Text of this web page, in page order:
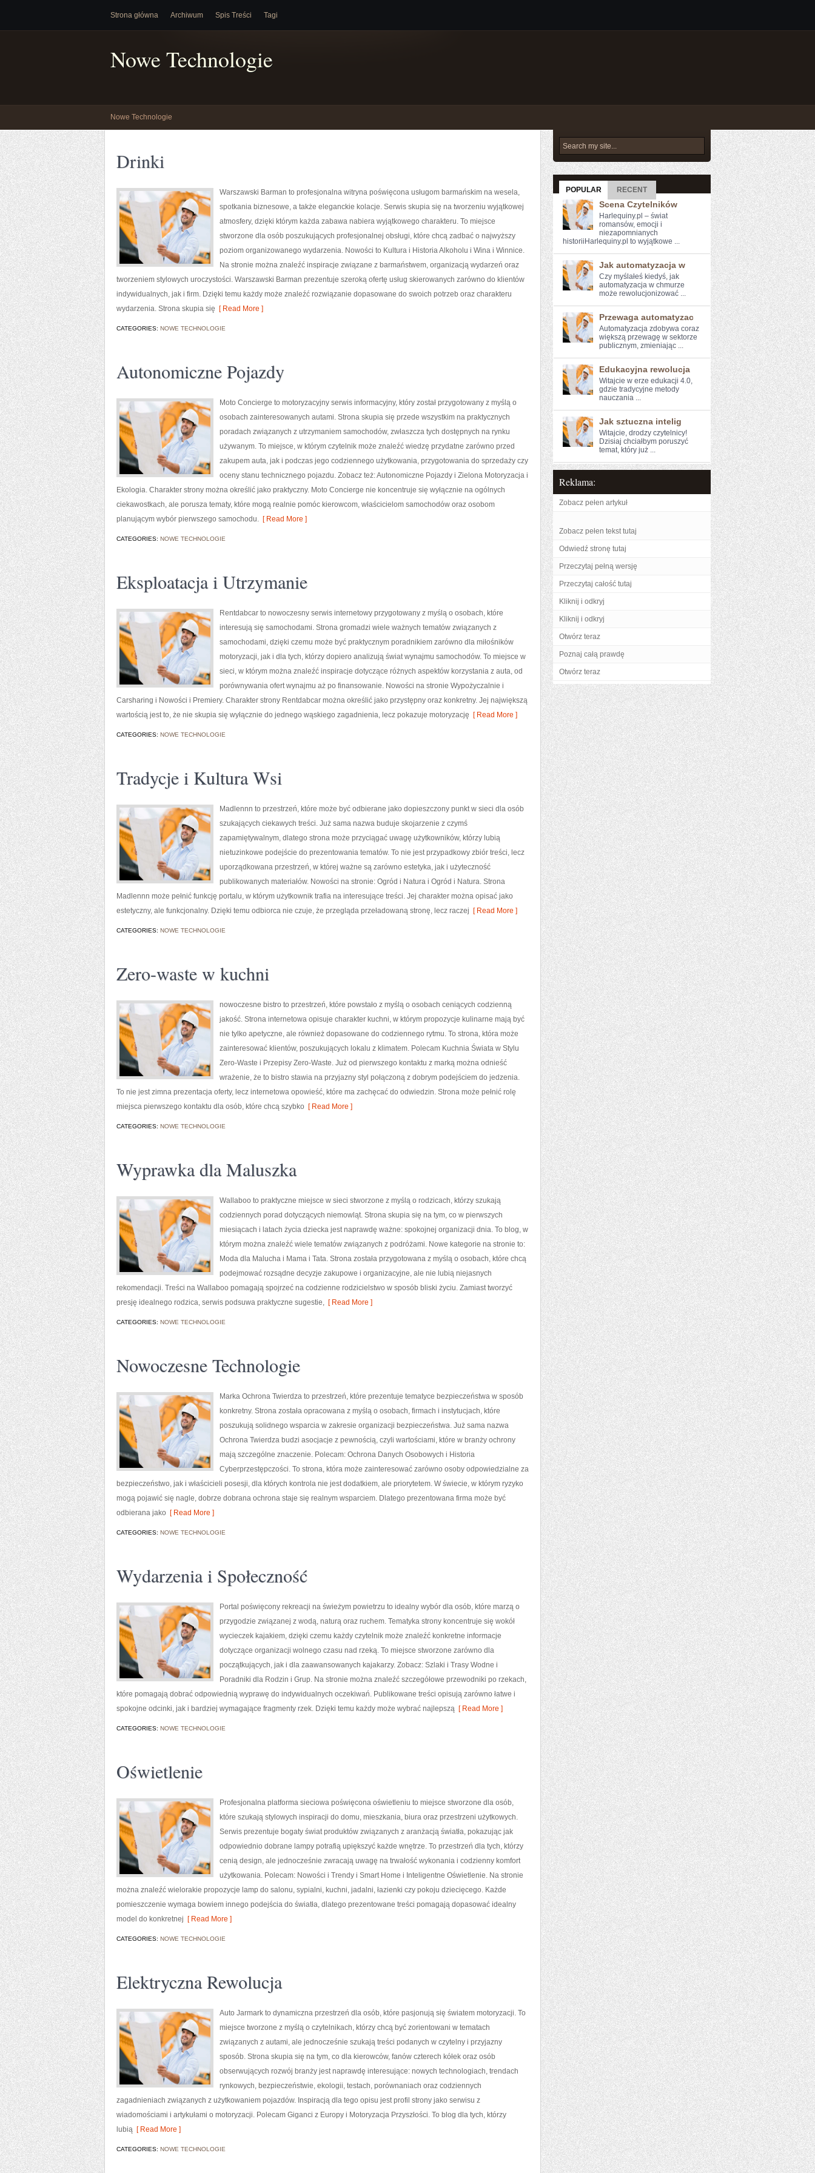
Strona główna Archiwum Spis Treści Tagi
Nowe Technologie
Nowe Technologie
Drinki
Warszawski Barman to profesjonalna witryna poświęcona usługom barmańskim na wesela,
spotkania biznesowe, a także eleganckie kolacje. Serwis skupia się na tworzeniu wyjątkowej
atmosfery, dzięki którym każda zabawa nabiera wyjątkowego charakteru. To miejsce
stworzone dla osób poszukujących profesjonalnej obsługi, które chcą zadbać o najwyższy
poziom organizowanego wydarzenia. Nowości to Kultura i Historia Alkoholu i Wina i Winnice.
Na stronie można znaleźć inspiracje związane z barmaństwem, organizacją wydarzeń oraz
tworzeniem stylowych uroczystości. Warszawski Barman prezentuje szeroką ofertę usług skierowanych zarówno do klientów
indywidualnych, jak i firm. Dzięki temu każdy może znaleźć rozwiązanie dopasowane do swoich potrzeb oraz charakteru
wydarzenia. Strona skupia się [ Read More ]
CATEGORIES: NOWE TECHNOLOGIE
Autonomiczne Pojazdy
Moto Concierge to motoryzacyjny serwis informacyjny, który został przygotowany z myślą o
osobach zainteresowanych autami. Strona skupia się przede wszystkim na praktycznych
poradach związanych z utrzymaniem samochodów, zwłaszcza tych dostępnych na rynku
używanym. To miejsce, w którym czytelnik może znaleźć wiedzę przydatne zarówno przed
zakupem auta, jak i podczas jego codziennego użytkowania, przygotowania do sprzedaży czy
oceny stanu technicznego pojazdu. Zobacz też: Autonomiczne Pojazdy i Zielona Motoryzacja i
Ekologia. Charakter strony można określić jako praktyczny. Moto Concierge nie koncentruje się wyłącznie na ogólnych
ciekawostkach, ale porusza tematy, które mogą realnie pomóc kierowcom, właścicielom samochodów oraz osobom
planującym wybór pierwszego samochodu. [ Read More ]
CATEGORIES: NOWE TECHNOLOGIE
Eksploatacja i Utrzymanie
Rentdabcar to nowoczesny serwis internetowy przygotowany z myślą o osobach, które
interesują się samochodami. Strona gromadzi wiele ważnych tematów związanych z
samochodami, dzięki czemu może być praktycznym poradnikiem zarówno dla miłośników
motoryzacji, jak i dla tych, którzy dopiero analizują świat wynajmu samochodów. To miejsce w
sieci, w którym można znaleźć inspiracje dotyczące różnych aspektów korzystania z auta, od
porównywania ofert wynajmu aż po finansowanie. Nowości na stronie Wypożyczalnie i
Carsharing i Nowości i Premiery. Charakter strony Rentdabcar można określić jako przystępny oraz konkretny. Jej największą
wartością jest to, że nie skupia się wyłącznie do jednego wąskiego zagadnienia, lecz pokazuje motoryzację [ Read More ]
CATEGORIES: NOWE TECHNOLOGIE
Tradycje i Kultura Wsi
Madlennn to przestrzeń, które może być odbierane jako dopieszczony punkt w sieci dla osób
szukających ciekawych treści. Już sama nazwa buduje skojarzenie z czymś
zapamiętywalnym, dlatego strona może przyciągać uwagę użytkowników, którzy lubią
nietuzinkowe podejście do prezentowania tematów. To nie jest przypadkowy zbiór treści, lecz
uporządkowana przestrzeń, w której ważne są zarówno estetyka, jak i użyteczność
publikowanych materiałów. Nowości na stronie: Ogród i Natura i Ogród i Natura. Strona
Madlennn może pełnić funkcję portalu, w którym użytkownik trafia na interesujące treści. Jej charakter można opisać jako
estetyczny, ale funkcjonalny. Dzięki temu odbiorca nie czuje, że przegląda przeładowaną stronę, lecz raczej [ Read More ]
CATEGORIES: NOWE TECHNOLOGIE
Zero-waste w kuchni
nowoczesne bistro to przestrzeń, które powstało z myślą o osobach ceniących codzienną
jakość. Strona internetowa opisuje charakter kuchni, w którym propozycje kulinarne mają być
nie tylko apetyczne, ale również dopasowane do codziennego rytmu. To strona, która może
zainteresować klientów, poszukujących lokalu z klimatem. Polecam Kuchnia Świata w Stylu
Zero-Waste i Przepisy Zero-Waste. Już od pierwszego kontaktu z marką można odnieść
wrażenie, że to bistro stawia na przyjazny styl połączoną z dobrym podejściem do jedzenia.
To nie jest zimna prezentacja oferty, lecz internetowa opowieść, które ma zachęcać do odwiedzin. Strona może pełnić rolę
miejsca pierwszego kontaktu dla osób, które chcą szybko [ Read More ]
CATEGORIES: NOWE TECHNOLOGIE
Wyprawka dla Maluszka
Wallaboo to praktyczne miejsce w sieci stworzone z myślą o rodzicach, którzy szukają
codziennych porad dotyczących niemowląt. Strona skupia się na tym, co w pierwszych
miesiącach i latach życia dziecka jest naprawdę ważne: spokojnej organizacji dnia. To blog, w
którym można znaleźć wiele tematów związanych z podróżami. Nowe kategorie na stronie to:
Moda dla Malucha i Mama i Tata. Strona została przygotowana z myślą o osobach, które chcą
podejmować rozsądne decyzje zakupowe i organizacyjne, ale nie lubią niejasnych
rekomendacji. Treści na Wallaboo pomagają spojrzeć na codzienne rodzicielstwo w sposób bliski życiu. Zamiast tworzyć
presję idealnego rodzica, serwis podsuwa praktyczne sugestie, [ Read More ]
CATEGORIES: NOWE TECHNOLOGIE
Nowoczesne Technologie
Marka Ochrona Twierdza to przestrzeń, które prezentuje tematyce bezpieczeństwa w sposób
konkretny. Strona została opracowana z myślą o osobach, firmach i instytucjach, które
poszukują solidnego wsparcia w zakresie organizacji bezpieczeństwa. Już sama nazwa
Ochrona Twierdza budzi asocjacje z pewnością, czyli wartościami, które w branży ochrony
mają szczególne znaczenie. Polecam: Ochrona Danych Osobowych i Historia
Cyberprzestępczości. To strona, która może zainteresować zarówno osoby odpowiedzialne za
bezpieczeństwo, jak i właścicieli posesji, dla których kontrola nie jest dodatkiem, ale priorytetem. W świecie, w którym ryzyko
mogą pojawić się nagle, dobrze dobrana ochrona staje się realnym wsparciem. Dlatego prezentowana firma może być
odbierana jako [ Read More ]
CATEGORIES: NOWE TECHNOLOGIE
Wydarzenia i Społeczność
Portal poświęcony rekreacji na świeżym powietrzu to idealny wybór dla osób, które marzą o
przygodzie związanej z wodą, naturą oraz ruchem. Tematyka strony koncentruje się wokół
wycieczek kajakiem, dzięki czemu każdy czytelnik może znaleźć konkretne informacje
dotyczące organizacji wolnego czasu nad rzeką. To miejsce stworzone zarówno dla
początkujących, jak i dla zaawansowanych kajakarzy. Zobacz: Szlaki i Trasy Wodne i
Poradniki dla Rodzin i Grup. Na stronie można znaleźć szczegółowe przewodniki po rzekach,
które pomagają dobrać odpowiednią wyprawę do indywidualnych oczekiwań. Publikowane treści opisują zarówno łatwe i
spokojne odcinki, jak i bardziej wymagające fragmenty rzek. Dzięki temu każdy może wybrać najlepszą [ Read More ]
CATEGORIES: NOWE TECHNOLOGIE
Oświetlenie
Profesjonalna platforma sieciowa poświęcona oświetleniu to miejsce stworzone dla osób,
które szukają stylowych inspiracji do domu, mieszkania, biura oraz przestrzeni użytkowych.
Serwis prezentuje bogaty świat produktów związanych z aranżacją światła, pokazując jak
odpowiednio dobrane lampy potrafią upiększyć każde wnętrze. To przestrzeń dla tych, którzy
cenią design, ale jednocześnie zwracają uwagę na trwałość wykonania i codzienny komfort
użytkowania. Polecam: Nowości i Trendy i Smart Home i Inteligentne Oświetlenie. Na stronie
można znaleźć wielorakie propozycje lamp do salonu, sypialni, kuchni, jadalni, łazienki czy pokoju dziecięcego. Każde
pomieszczenie wymaga bowiem innego podejścia do światła, dlatego prezentowane treści pomagają dopasować idealny
model do konkretnej [ Read More ]
CATEGORIES: NOWE TECHNOLOGIE
Elektryczna Rewolucja
Auto Jarmark to dynamiczna przestrzeń dla osób, które pasjonują się światem motoryzacji. To
miejsce tworzone z myślą o czytelnikach, którzy chcą być zorientowani w tematach
związanych z autami, ale jednocześnie szukają treści podanych w czytelny i przyjazny
sposób. Strona skupia się na tym, co dla kierowców, fanów czterech kółek oraz osób
obserwujących rozwój branży jest naprawdę interesujące: nowych technologiach, trendach
rynkowych, bezpieczeństwie, ekologii, testach, porównaniach oraz codziennych
zagadnieniach związanych z użytkowaniem pojazdów. Inspiracją dla tego opisu jest profil strony jako serwisu z
wiadomościami i artykułami o motoryzacji. Polecam Giganci z Europy i Motoryzacja Przyszłości. To blog dla tych, którzy
lubią [ Read More ]
CATEGORIES: NOWE TECHNOLOGIE
POPULAR RECENT
Scena Czytelników
Harlequiny.pl – świat
romansów, emocji i
niezapomnianych
historiiHarlequiny.pl to wyjątkowe ...
Jak automatyzacja w
Czy myślałeś kiedyś, jak⁤
automatyzacja⁣ w ⁢chmurze
może rewolucjonizować ...
Przewaga automatyzac
Automatyzacja zdobywa coraz
większą przewagę ​w sektorze
publicznym, zmieniając ...
Edukacyjna rewolucja
Witajcie⁤ w erze edukacji 4.0,
gdzie tradycyjne metody
⁤nauczania ...
Jak sztuczna intelig
Witajcie, drodzy czytelnicy!
Dzisiaj chciałbym poruszyć
temat, który już ...
Reklama:
Zobacz pełen artykuł
Zobacz pełen tekst tutaj
Odwiedź stronę tutaj
Przeczytaj pełną wersję
Przeczytaj całość tutaj
Kliknij i odkryj
Kliknij i odkryj
Otwórz teraz
Poznaj całą prawdę
Otwórz teraz